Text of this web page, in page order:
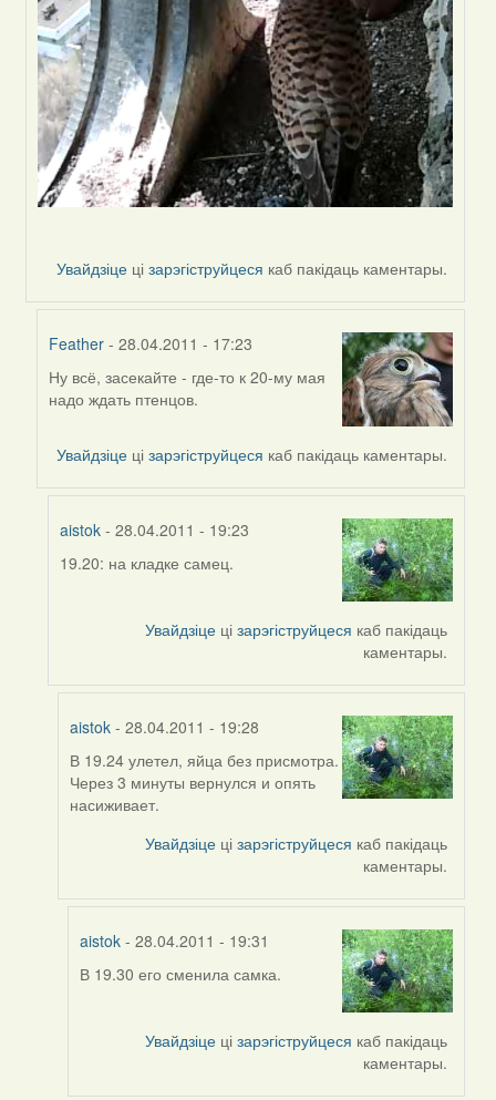
Увайдзіце цізарэгіструйцеся каб пакідаць каментары.
Feather - 28.04.2011 - 17:23
In
reply
by
Ну всё, засекайте - где-то к 20-му мая
надо ждать птенцов.
Увайдзіце цізарэгіструйцеся каб пакідаць каментары.
aistok- 28.04.2011 - 19:23
In
19.20: на кладке самец.
Увайдзіце цізарэгіструйцеся каб пакідаць
каментары.
aistok - 28.04.2011 - 19:28
In
reply
to
В 19.24 улетел, яйца без присмотра.
Через 3 минуты вернулся и опять
насиживает.
Увайдзіце цізарэгіструйцеся каб пакідаць
каментары.
aistok - 28.04.2011 - 19:31
In
В 19.30 его сменила самка.
Увайдзіце цізарэгіструйцеся каб пакідаць
каментары.